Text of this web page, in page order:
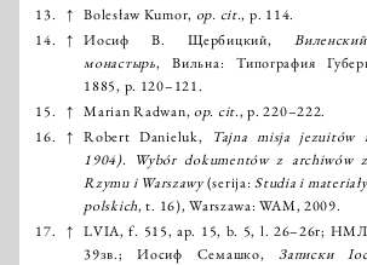
13.
↑ Bolesław Kumor, op. cit., p. 114.
14.
↑ Иосиф В. Щербицкий,
монастырь, Вильна: Типография
1885, p. 120–121.
15.
↑ Marian Radwan, op. cit., p. 220–222.
16.
↑ Robert Danieluk,
Tajna misja jezuitów
1904). Wybór dokumentów z archiwów
Rzymu i Warszawy(serija:Studia i
polskich, t. 16), Warszawa: WAM, 2009.
17.
↑ LVIA, f. 515, ap. 15, b. 5, l. 26–26r;
39зв.; Иосиф Семашко,Записки